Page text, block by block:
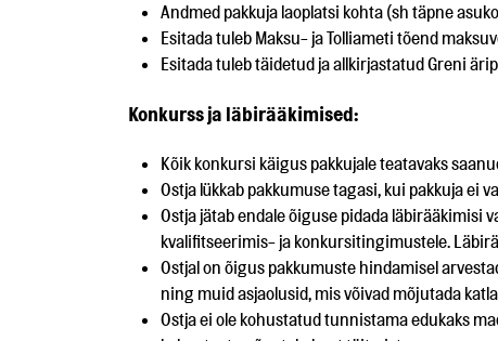
Andmed pakkuja laoplatsi kohta (sh täpne
Esitada tuleb Maksu- ja Tolliameti tõend
Esitada tuleb täidetud ja allkirjastatud Greni
Konkurss ja läbirääkimised:
Kõik konkursi käigus pakkujale teatavaks
Ostja lükkab pakkumuse tagasi, kui pakkuja
Ostja jätab endale õiguse pidada läbirääkimisi
kvalifitseerimis- ja konkursitingimustele.
Ostjal on õigus pakkumuste hindamisel
ning muid asjaolusid, mis võivad mõjutada
Ostja ei ole kohustatud tunnistama edukaks